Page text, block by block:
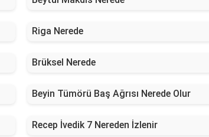
Riga Nerede
Brüksel Nerede
Beyin Tümörü Baş Ağrısı Nerede Olur
Recep İvedik 7 Nereden İzlenir